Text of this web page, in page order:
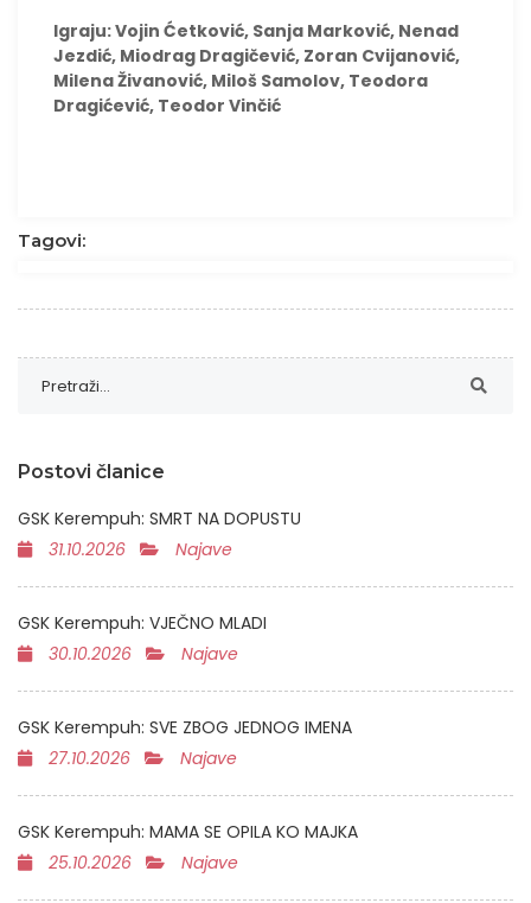
Igraju: Vojin Ćetković, Sanja Marković, Nenad
Jezdić, Miodrag Dragičević, Zoran Cvijanović,
Milena Živanović, Miloš Samolov, Teodora
Dragićević, Teodor Vinčić
Tagovi:
Postovi članice
GSK Kerempuh: SMRT NA DOPUSTU
31.10.2026
Najave
GSK Kerempuh: VJEČNO MLADI
30.10.2026
Najave
GSK Kerempuh: SVE ZBOG JEDNOG IMENA
27.10.2026
Najave
GSK Kerempuh: MAMA SE OPILA KO MAJKA
25.10.2026
Najave